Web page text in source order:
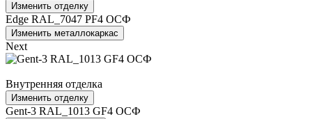
Изменить отделку
Edge RAL_7047 PF4 ОСФ
Изменить металлокаркас
Next
Внутренняя отделка
Изменить отделку
Gent-3 RAL_1013 GF4 ОСФ